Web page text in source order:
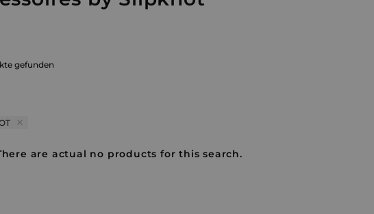
gefunden
are actual no products for this search.